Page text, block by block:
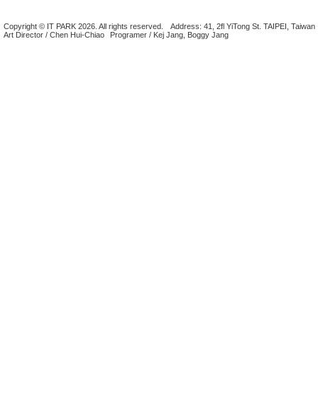
Copyright © IT PARK 2026. All rights reserved.
Address: 41, 2fl YiTong St. TAIPEI, Taiwan
Art Director / Chen Hui-Chiao
Programer / Kej Jang, Boggy Jang